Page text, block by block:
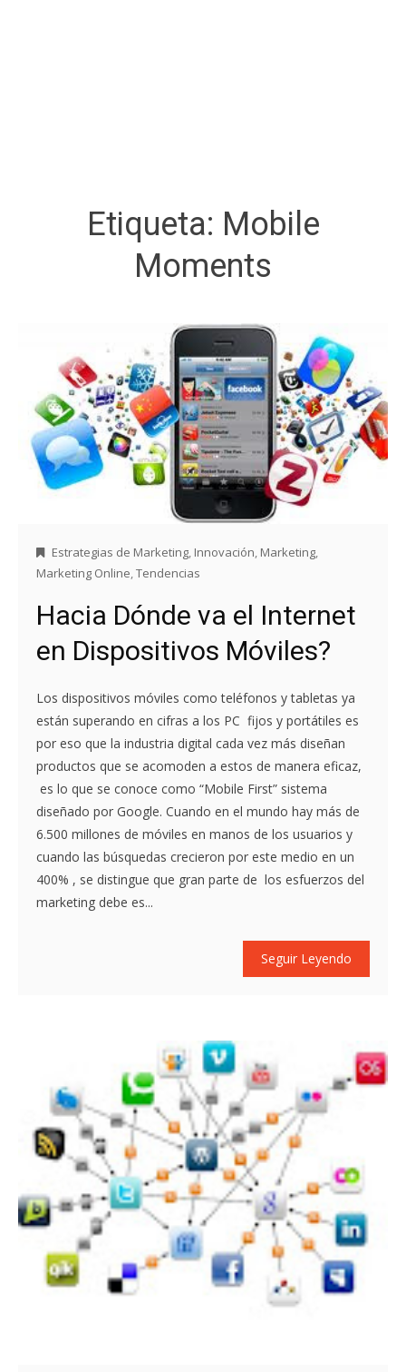
Etiqueta: Mobile
Moments
Estrategias de Marketing, Innovación, Marketing,
Marketing Online,Tendencias
Hacia Dónde va el Internet
en Dispositivos Móviles?
Los dispositivos móviles como teléfonos y tabletas ya
están superando en cifras a los PC fijos y portátiles es
por eso que la industria digital cada vez más diseñan
productos que se acomoden a estos de manera eficaz,
es lo que se conoce como “Mobile First” sistema
diseñado por Google. Cuando en el mundo hay más de
6.500 millones de móviles en manos de los usuarios y
cuando las búsquedas crecieron por este medio en un
400% , se distingue que gran parte de los esfuerzos del
marketing debe es...
Seguir Leyendo